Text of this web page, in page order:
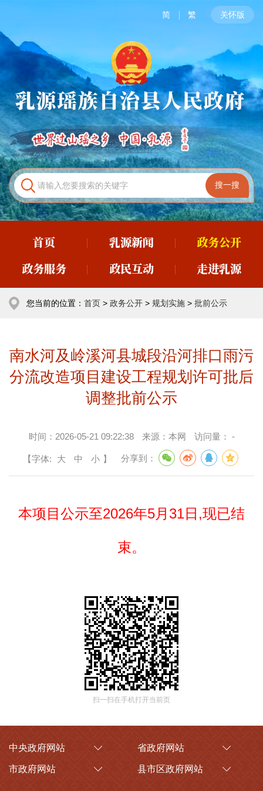
简 繁 关怀版
首页 乳源新闻
政务公开
政务服务
政民互动 走进乳源
您当前的位置： 首页 > 政务公开 > 规划实施 > 批前公示
南水河及岭溪河县城段沿河排口雨污
分流改造项目建设工程规划许可批后
调整批前公示
时间： 2026-05-21 09:22:38 来源： 本网 访问量： -
【字体: 大 中 小 】 分享到：
本项目公示至2026年5月31日,现已结
束。
扫一扫在手机打开当前页
中央政府网站 省政府网站
市政府网站 县市区政府网站